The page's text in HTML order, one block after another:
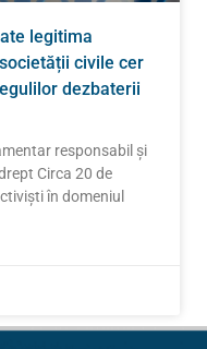
legitima
civile cer
dezbaterii
responsabil și
Circa 20 de
în domeniul